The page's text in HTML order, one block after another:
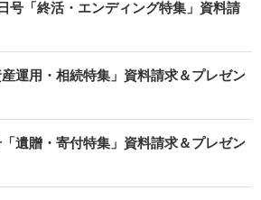
号「終活・エンディング特集」資料請
運用・相続特集」資料請求＆プレゼン
遺贈・寄付特集」資料請求＆プレゼン